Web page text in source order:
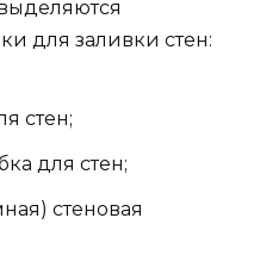
для заливки стен:
стен;
для стен;
стеновая